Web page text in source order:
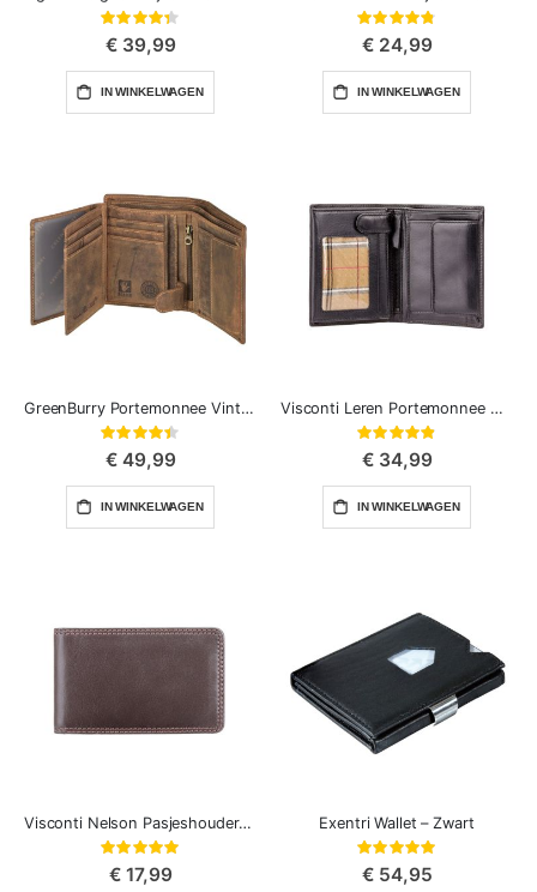
Waardering:
€ 39,99
IN WINKELWAGEN
Waardering:
€ 24,99
IN WINKELWAGEN
GreenBurry Portemonnee Vintage
Waardering:
€ 49,99
IN WINKELWAGEN
Visconti Leren Portemonnee Milan RFID
Waardering:
€ 34,99
IN WINKELWAGEN
Visconti Nelson Pasjeshouder Leer
Waardering:
€ 17,99
Exentri Wallet – Zwart
Waardering:
€ 54,95